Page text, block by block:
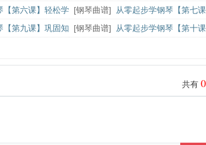
乐句中的呼吸
【第六课】轻松学 [钢琴曲谱]
从零起步学钢琴【第七
奏附点音符
【第九课】巩固知
[钢琴曲谱]
从零起步学钢琴【第十